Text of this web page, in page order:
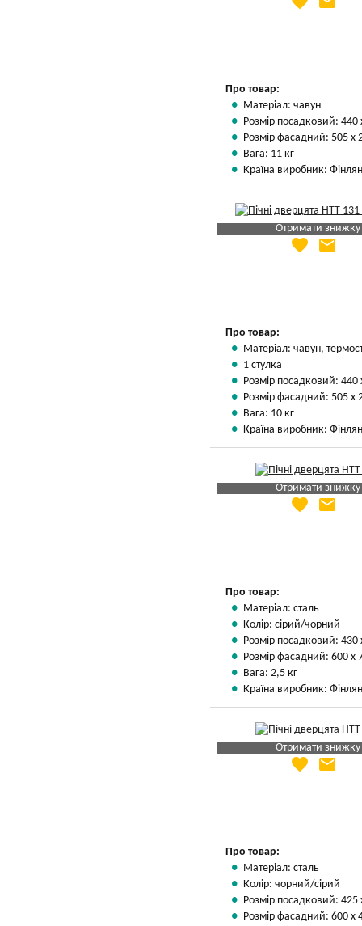
Про товар:
Матеріал: чавун
Розмір посадковий:
Розмір фасадний: 505 х
Вага: 11 кг
Країна виробник:
Отримати знижку
Яка Ваша ціна
favorite email
Про товар:
Матеріал: чавун,
1 стулка
Розмір посадковий:
Розмір фасадний: 505 х
Вага: 10 кг
Країна виробник:
Отримати знижку
Яка Ваша ціна
favorite email
Про товар:
Матеріал: сталь
Колір: сірий/чорний
Розмір посадковий:
Розмір фасадний: 600 х
Вага: 2,5 кг
Країна виробник:
Отримати знижку
Яка Ваша ціна
favorite email
Про товар:
Матеріал: сталь
Колір: чорний/сірий
Розмір посадковий:
Розмір фасадний: 600 х